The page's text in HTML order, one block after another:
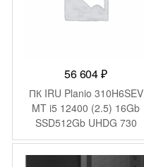
56 604₽
ПК IRU Planio 310H6SEV
MT i5 12400 (2.5) 16Gb
SSD512Gb UHDG 730
FreeDOS GbitEth 400W
черный (RUS) (2109280)